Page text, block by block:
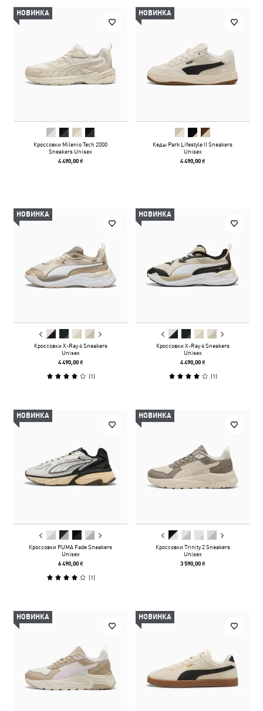
НОВИНКА
Кроссовки Milenio Tech 2000
Sneakers Unisex
4 490,00 ₴
НОВИНКА
Кеды Park Lifestyle II Sneakers
Unisex
4 490,00 ₴
НОВИНКА
Кроссовки X-Ray 4 Sneakers
Unisex
4 490,00 ₴
(1)
НОВИНКА
Кроссовки X-Ray 4 Sneakers
Unisex
4 490,00 ₴
(1)
НОВИНКА
Кроссовки PUMA Fade Sneakers
Unisex
6 490,00 ₴
(1)
НОВИНКА
Кроссовки Trinity 2 Sneakers
Unisex
3 590,00 ₴
НОВИНКА НОВИНКА